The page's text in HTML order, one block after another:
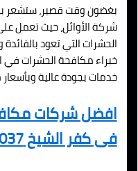
بغضون وقت قصير، ستشعر
شركة الأوائل، حيث تعمل
الحشرات التي تعود
خبراء مكافحة الحشرات
خدمات بجودة عالية
افضل شركات
فى كفر الشيخ 01080892037